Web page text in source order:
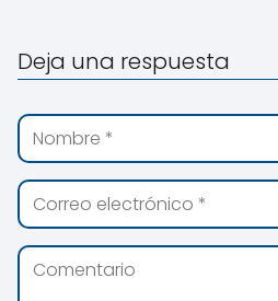
Deja una respuesta